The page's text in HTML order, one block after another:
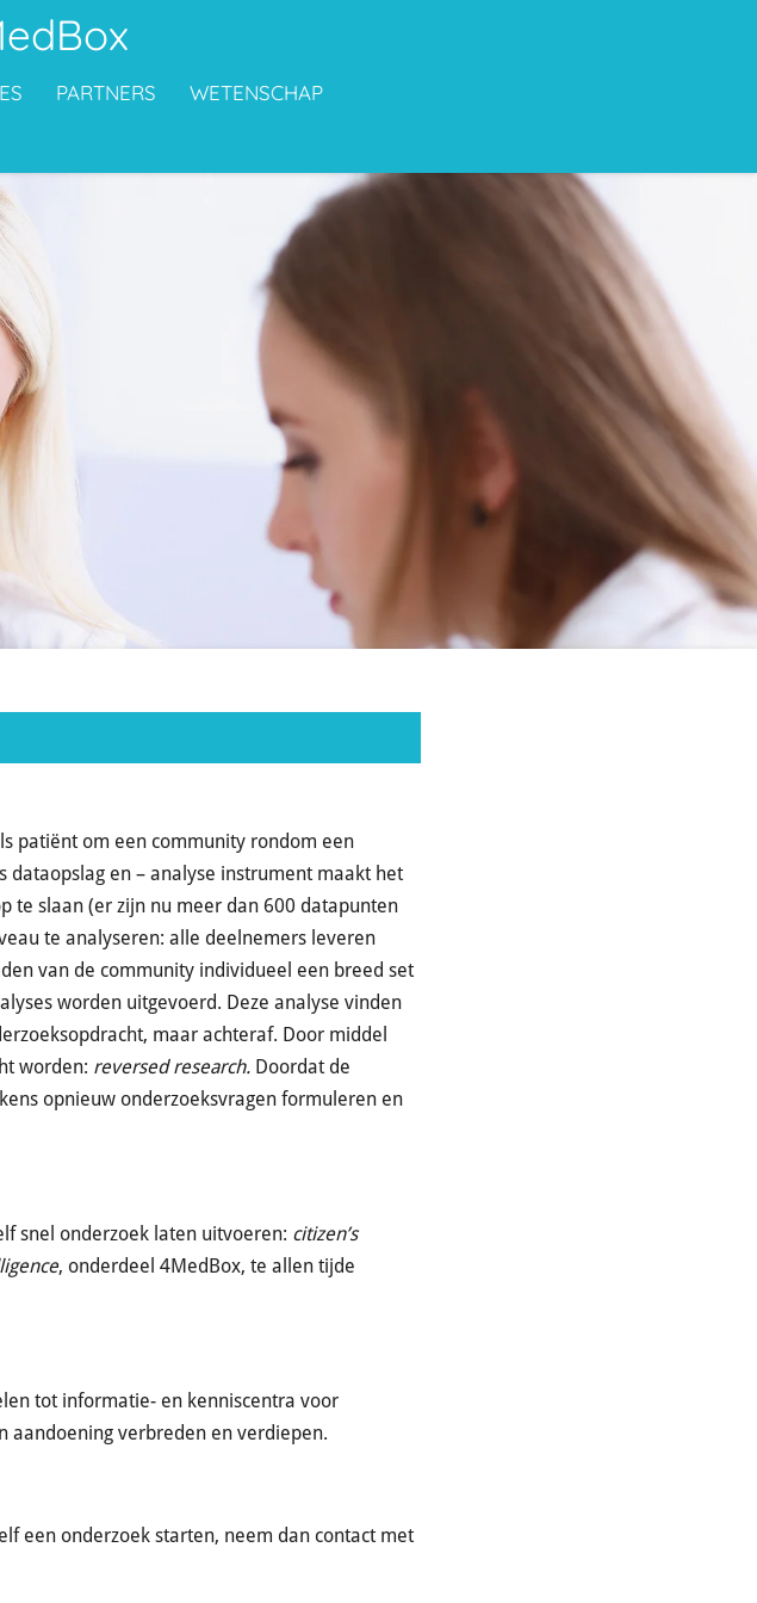
PARTNERS
WETENSCHAP
patiënt om een community rondom een
en – analyse instrument maakt het
te slaan (er zijn nu meer dan 600 datapunten
te analyseren: alle deelnemers leveren
van de community individueel een breed set
worden uitgevoerd. Deze analyse vinden
maar achteraf. Door middel
worden: reversed research. Doordat de
opnieuw onderzoeksvragen formuleren en
snel onderzoek laten uitvoeren: citizen’s
, onderdeel 4MedBox, te allen tijde
tot informatie- en kenniscentra voor
aandoening verbreden en verdiepen.
een onderzoek starten, neem dan contact met